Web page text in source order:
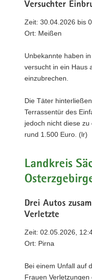
Versuchter
Zeit: 30.04.2026 bis
Ort: Meißen
Unbekannte haben
versucht in ein Haus
einzubrechen.
Die Täter
Terrassentür des
jedoch nicht diese
rund 1.500 Euro. (lr)
Landkreis
Drei Autos
Verletzte
Zeit: 02.05.2026,
Ort: Pirna
Bei einem Unfall auf
Frauen Verletzungen